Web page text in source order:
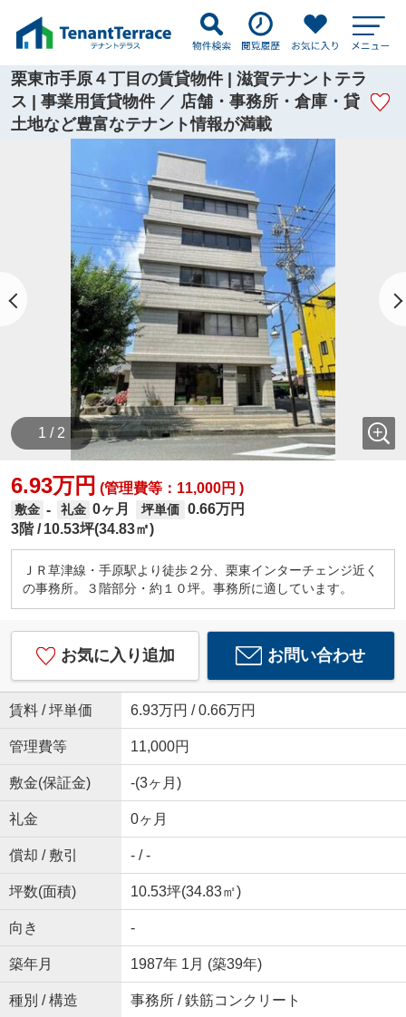
栗東市手原４丁目の賃貸物件 | 滋賀テナントテラ
ス | 事業用賃貸物件 ／ 店舗・事務所・倉庫・貸
土地など豊富なテナント情報が満載
1 / 2
6.93万円 (管理費等：11,000円 )
敷金 - 礼金 0ヶ月 坪単価 0.66万円
3階
10.53坪(34.83㎡)
ＪＲ草津線・手原駅より徒歩２分、栗東インターチェンジ近く
の事務所。３階部分・約１０坪。事務所に適しています。
お気に入り追加 お問い合わせ
賃料 / 坪単価 6.93万円 / 0.66万円
管理費等 11,000円
敷金(保証金) -(3ヶ月)
礼金 0ヶ月
償却 / 敷引 - / -
坪数(面積) 10.53坪(34.83㎡)
向き -
築年月 1987年 1月 (築39年)
種別 / 構造 事務所 / 鉄筋コンクリート